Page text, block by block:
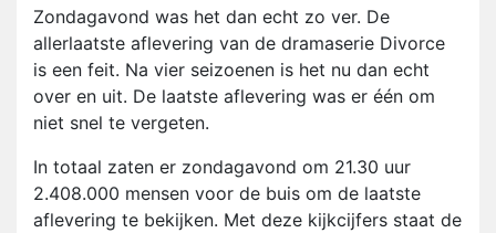
Zondagavond was het dan echt zo ver. De
allerlaatste aflevering van de dramaserie Divorce
is een feit. Na vier seizoenen is het nu dan echt
over en uit. De laatste aflevering was er één om
niet snel te vergeten.
In totaal zaten er zondagavond om 21.30 uur
2.408.000 mensen voor de buis om de laatste
aflevering te bekijken. Met deze kijkcijfers staat de